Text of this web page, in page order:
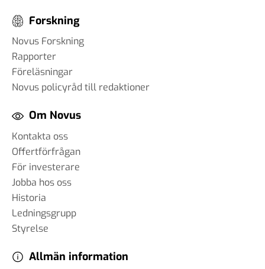
Forskning
Novus Forskning
Rapporter
Föreläsningar
Novus policyråd till redaktioner
Om Novus
Kontakta oss
Offertförfrågan
För investerare
Jobba hos oss
Historia
Ledningsgrupp
Styrelse
Allmän information